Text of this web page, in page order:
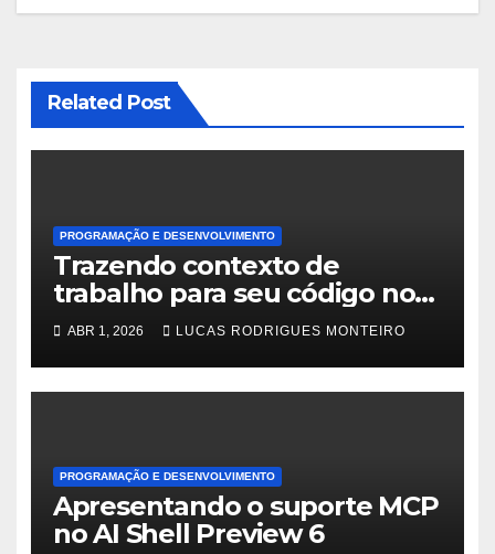
Related Post
PROGRAMAÇÃO E DESENVOLVIMENTO
Trazendo contexto de
trabalho para seu código no
GitHub Copilot
ABR 1, 2026 LUCAS RODRIGUES MONTEIRO
PROGRAMAÇÃO E DESENVOLVIMENTO
Apresentando o suporte MCP
no AI Shell Preview 6